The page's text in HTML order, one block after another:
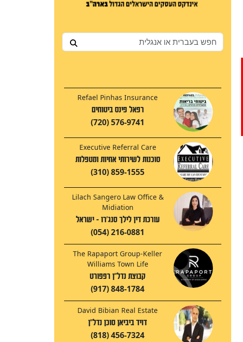
Refael Pinhas Insurance
רפאל פינס ביטוחים
(720) 576-9741
Executive Referral Care
סוכנות לשירותי אחיות ומטפלות
(310) 859-1555
Lilach Sangero Law Office &
Midiation
עורכת דין לילך סנג'רו - ישראל
(054) 216-0881
The Rapaport Group-Keller
Williams Town Life
קבוצת נדל"ן רפפורט
(917) 848-1784
David Bibian Real Estate
דויד ביביאן סוכן נדל"ן
(818) 456-7324